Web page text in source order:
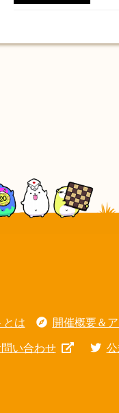
とは 開催概要＆
い合わせ